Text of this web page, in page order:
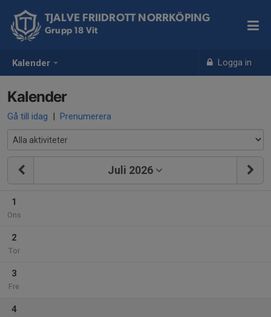
Kalender Logga in
TJALVE FRIIDROTT NORRKÖPING
Grupp 18 Vit
Kalender
Gå till idag | Prenumerera
Juli 2026
1
Ons
2
Tor
3
Fre
4